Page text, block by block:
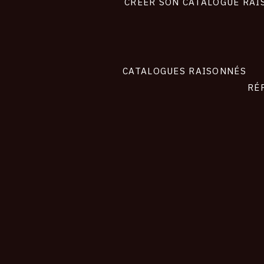
CATALOGUES RAISONNÉS